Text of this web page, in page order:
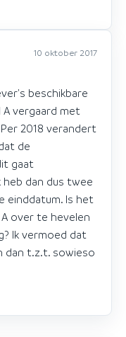
10 oktober 2017
beschikbare
vergaard met
2018 verandert
de
gaat
heb dan dus twee
einddatum. Is het
over te hevelen
Ik vermoed dat
dan t.z.t. sowieso